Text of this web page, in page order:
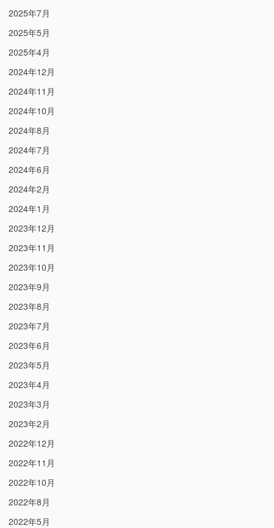
2025年7月
2025年5月
2025年4月
2024年12月
2024年11月
2024年10月
2024年8月
2024年7月
2024年6月
2024年2月
2024年1月
2023年12月
2023年11月
2023年10月
2023年9月
2023年8月
2023年7月
2023年6月
2023年5月
2023年4月
2023年3月
2023年2月
2022年12月
2022年11月
2022年10月
2022年8月
2022年5月